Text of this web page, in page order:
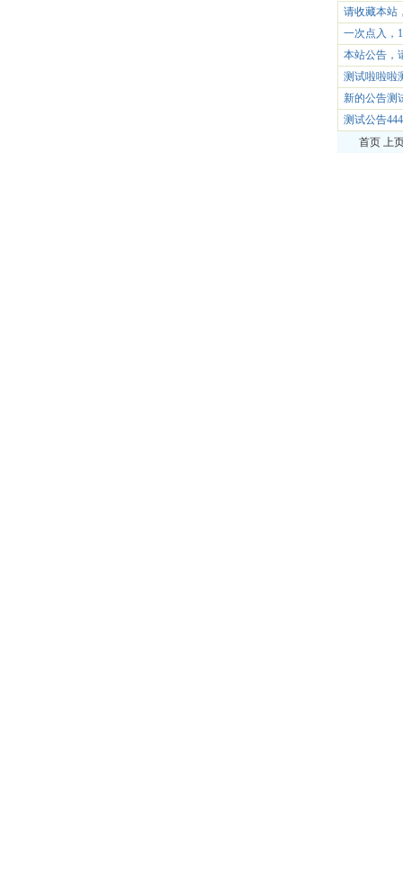
请收藏本站
一次点入，
本站公告，
测试啦啦啦
新的公告测
测试公告
首页 上